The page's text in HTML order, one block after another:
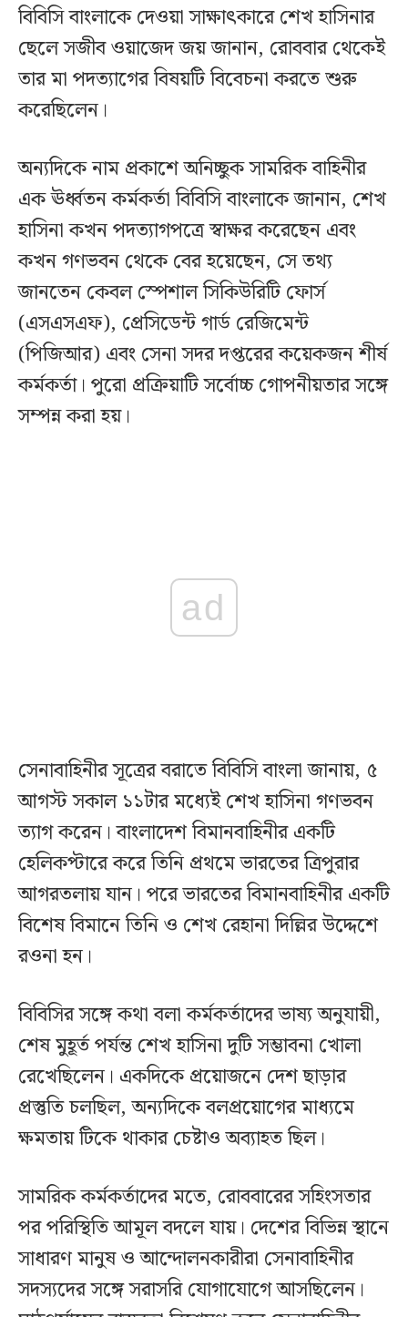
বিবিসি বাংলাকে দেওয়া সাক্ষাৎকারে শেখ হাসিনার
ছেলে সজীব ওয়াজেদ জয় জানান, রোববার থেকেই
তার মা পদত্যাগের বিষয়টি বিবেচনা করতে শুরু
করেছিলেন।
অন্যদিকে নাম প্রকাশে অনিচ্ছুক সামরিক বাহিনীর
এক ঊর্ধ্বতন কর্মকর্তা বিবিসি বাংলাকে জানান, শেখ
হাসিনা কখন পদত্যাগপত্রে স্বাক্ষর করেছেন এবং
কখন গণভবন থেকে বের হয়েছেন, সে তথ্য
জানতেন কেবল স্পেশাল সিকিউরিটি ফোর্স
(এসএসএফ), প্রেসিডেন্ট গার্ড রেজিমেন্ট
(পিজিআর) এবং সেনা সদর দপ্তরের কয়েকজন শীর্ষ
কর্মকর্তা। পুরো প্রক্রিয়াটি সর্বোচ্চ গোপনীয়তার সঙ্গে
সম্পন্ন করা হয়।
ad
সেনাবাহিনীর সূত্রের বরাতে বিবিসি বাংলা জানায়, ৫
আগস্ট সকাল ১১টার মধ্যেই শেখ হাসিনা গণভবন
ত্যাগ করেন। বাংলাদেশ বিমানবাহিনীর একটি
হেলিকপ্টারে করে তিনি প্রথমে ভারতের ত্রিপুরার
আগরতলায় যান। পরে ভারতের বিমানবাহিনীর একটি
বিশেষ বিমানে তিনি ও শেখ রেহানা দিল্লির উদ্দেশে
রওনা হন।
বিবিসির সঙ্গে কথা বলা কর্মকর্তাদের ভাষ্য অনুযায়ী,
শেষ মুহূর্ত পর্যন্ত শেখ হাসিনা দুটি সম্ভাবনা খোলা
রেখেছিলেন। একদিকে প্রয়োজনে দেশ ছাড়ার
প্রস্তুতি চলছিল, অন্যদিকে বলপ্রয়োগের মাধ্যমে
ক্ষমতায় টিকে থাকার চেষ্টাও অব্যাহত ছিল।
সামরিক কর্মকর্তাদের মতে, রোববারের সহিংসতার
পর পরিস্থিতি আমূল বদলে যায়। দেশের বিভিন্ন স্থানে
সাধারণ মানুষ ও আন্দোলনকারীরা সেনাবাহিনীর
সদস্যদের সঙ্গে সরাসরি যোগাযোগে আসছিলেন।